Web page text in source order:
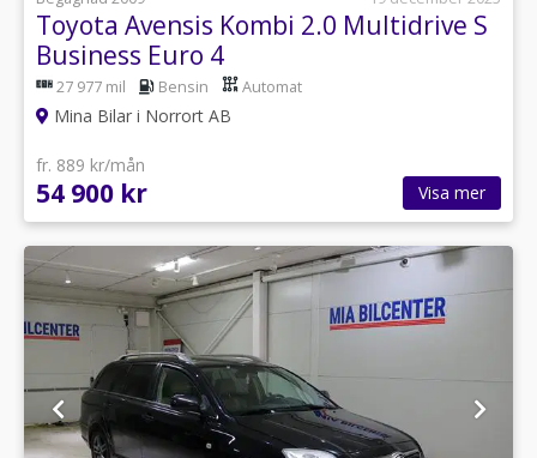
Toyota Avensis Kombi 2.0 Multidrive S
Business Euro 4
27 977 mil Bensin Automat
Mina Bilar i Norrort AB
fr. 889 kr/mån
54 900 kr Visa mer